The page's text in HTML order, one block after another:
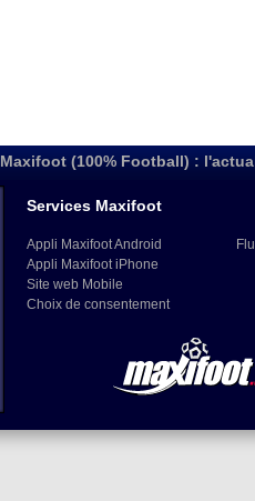
Maxifoot (100% Football) :
Services Maxifoot
Appli Maxifoot Android
Appli Maxifoot iPhone
Site web Mobile
Choix de consentement